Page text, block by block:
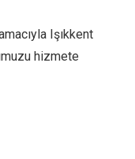
Işıkkent
hizmete